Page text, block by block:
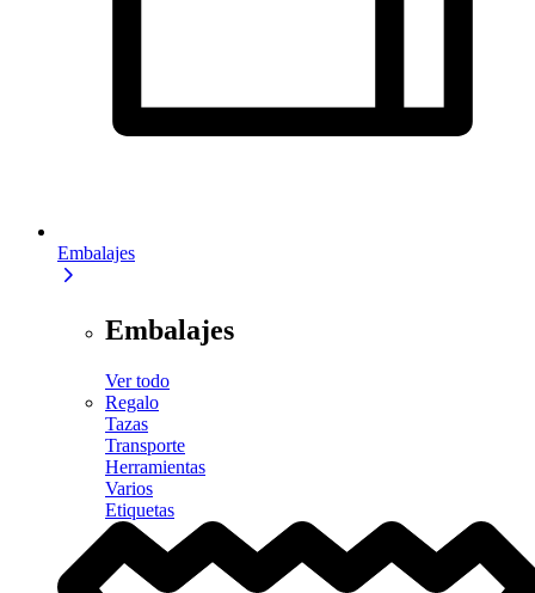
Embalajes
Embalajes
Ver todo
Regalo
Tazas
Transporte
Herramientas
Varios
Etiquetas